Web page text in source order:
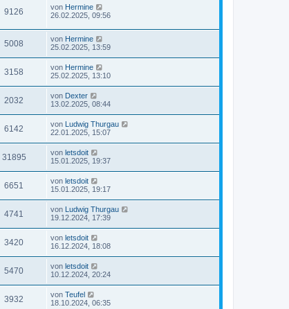
9126 von Hermine
26.02.2025, 09:56
5008 von Hermine
25.02.2025, 13:59
3158 von Hermine
25.02.2025, 13:10
2032 von Dexter
13.02.2025, 08:44
6142 von Ludwig Thurgau
22.01.2025, 15:07
31895 von letsdoit
15.01.2025, 19:37
6651 von letsdoit
15.01.2025, 19:17
4741 von Ludwig Thurgau
19.12.2024, 17:39
3420 von letsdoit
16.12.2024, 18:08
5470 von letsdoit
10.12.2024, 20:24
3932 von Teufel
18.10.2024, 06:35